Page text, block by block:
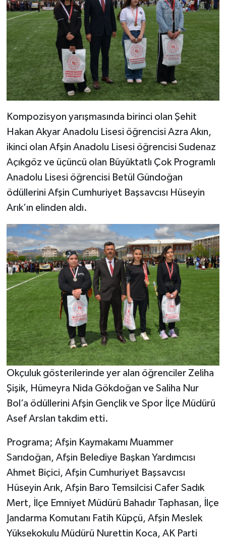
Kompozisyon yarışmasında birinci olan Şehit
Hakan Akyar Anadolu Lisesi öğrencisi Azra Akın,
ikinci olan Afşin Anadolu Lisesi öğrencisi Sudenaz
Açıkgöz ve üçüncü olan Büyüktatlı Çok Programlı
Anadolu Lisesi öğrencisi Betül Gündoğan
ödüllerini Afşin Cumhuriyet Başsavcısı Hüseyin
Arık’ın elinden aldı.
Okçuluk gösterilerinde yer alan öğrenciler Zeliha
Şişik, Hümeyra Nida Gökdoğan ve Saliha Nur
Bol’a ödüllerini Afşin Gençlik ve Spor İlçe Müdürü
Asef Arslan takdim etti.
Programa; Afşin Kaymakamı Muammer
Sarıdoğan, Afşin Belediye Başkan Yardımcısı
Ahmet Biçici, Afşin Cumhuriyet Başsavcısı
Hüseyin Arık, Afşin Baro Temsilcisi Cafer Sadık
Mert, İlçe Emniyet Müdürü Bahadır Taphasan, İlçe
Jandarma Komutanı Fatih Küpçü, Afşin Meslek
Yüksekokulu Müdürü Nurettin Koca, AK Parti